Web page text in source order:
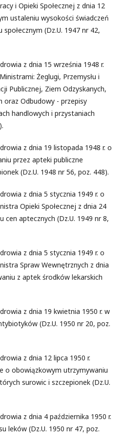
i Opieki Społecznej z dnia 12
ustaleniu wysokości świadczeń
(Dz.U. 1947 nr 42,
z dnia 15 września 1948 r.
Żeglugi, Przemysłu i
Publicznej, Ziem Odzyskanych,
oraz Odbudowy - przepisy
handlowych i przystaniach
z dnia 19 listopada 1948 r. o
przez apteki publiczne
(Dz.U. 1948 nr 56, poz. 448).
z dnia 5 stycznia 1949 r. o
Opieki Społecznej z dnia 24
cen aptecznych (Dz.U. 1949 nr 8,
z dnia 5 stycznia 1949 r. o
Spraw Wewnętrznych z dnia
z aptek środków lekarskich
z dnia 19 kwietnia 1950 r. w
(Dz.U. 1950 nr 20, poz.
z dnia 12 lipca 1950 r.
o obowiązkowym utrzymywaniu
surowic i szczepionek (Dz.U.
z dnia 4 października 1950 r.
leków (Dz.U. 1950 nr 47, poz.